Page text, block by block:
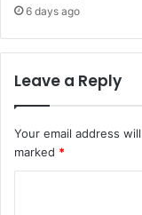
6 days ago
Leave a Reply
Your email address
marked *